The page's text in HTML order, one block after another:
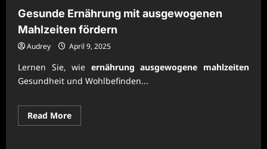
Gesunde Ernährung mit ausgewogenen
Mahlzeiten fördern
Audrey April 9, 2025
Lernen Sie, wie ernährung ausgewogene mahlzeiten
Gesundheit und Wohlbefinden...
Read MoreRead
more